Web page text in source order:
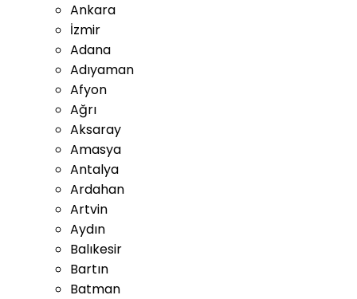
Ankara
İzmir
Adana
Adıyaman
Afyon
Ağrı
Aksaray
Amasya
Antalya
Ardahan
Artvin
Aydın
Balıkesir
Bartın
Batman